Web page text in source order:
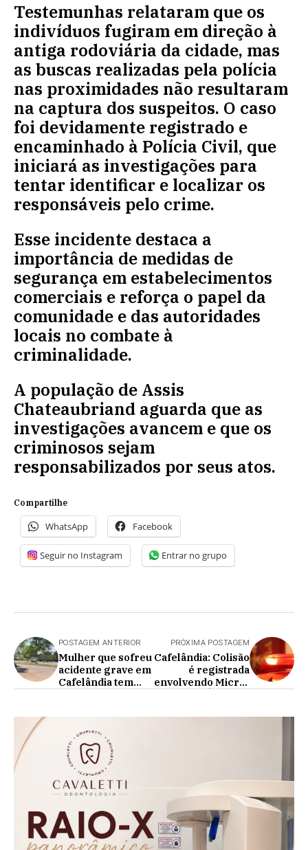
Testemunhas relataram que os
indivíduos fugiram em direção à
antiga rodoviária da cidade, mas
as buscas realizadas pela polícia
nas proximidades não resultaram
na captura dos suspeitos. O caso
foi devidamente registrado e
encaminhado à Polícia Civil, que
iniciará as investigações para
tentar identificar e localizar os
responsáveis pelo crime.
Esse incidente destaca a
importância de medidas de
segurança em estabelecimentos
comerciais e reforça o papel da
comunidade e das autoridades
locais no combate à
criminalidade.
A população de Assis
Chateaubriand aguarda que as
investigações avancem e que os
criminosos sejam
responsabilizados por seus atos.
Compartilhe
WhatsApp Facebook
Seguir no Instagram Entrar no grupo
POSTAGEM ANTERIOR
Mulher que sofreu
acidente grave em
Cafelândia tem
PRÓXIMA POSTAGEM
Cafelândia: Colisão
é registrada
envolvendo Micro-